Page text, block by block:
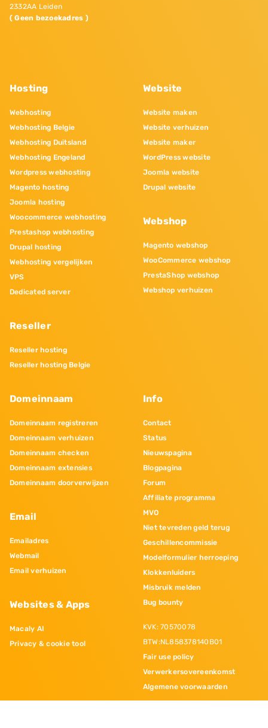
2332AA Leiden
( Geen bezoekadres )
Hosting
Webhosting
Webhosting Belgie
Webhosting Duitsland
Webhosting Engeland
Wordpress webhosting
Magento hosting
Joomla hosting
Woocommerce webhosting
Prestashop webhosting
Drupal hosting
Webhosting vergelijken
VPS
Dedicated server
Reseller
Reseller hosting
Reseller hosting Belgie
Website
Website maken
Website verhuizen
Website maker
WordPress website
Joomla website
Drupal website
Webshop
Magento webshop
WooCommerce webshop
PrestaShop webshop
Webshop verhuizen
Domeinnaam
Domeinnaam registreren
Domeinnaam verhuizen
Domeinnaam checken
Domeinnaam extensies
Domeinnaam doorverwijzen
Email
Emailadres
Webmail
Email verhuizen
Websites & Apps
Macaly AI
Privacy & cookie tool
Info
Contact
Status
Nieuwspagina
Blogpagina
Forum
Affiliate programma
MVO
Niet tevreden geld terug
Geschillencommissie
Modelformulier herroeping
Klokkenluiders
Misbruik melden
Bug bounty
KVK: 70570078
BTW:NL858378140B01
Fair use policy
Verwerkersovereenkomst
Algemene voorwaarden